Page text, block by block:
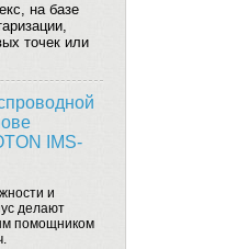
на базе
точек или
IMS-
и
делают
помощником